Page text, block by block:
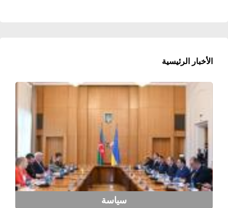
الأخبار الرئيسية
سياسة